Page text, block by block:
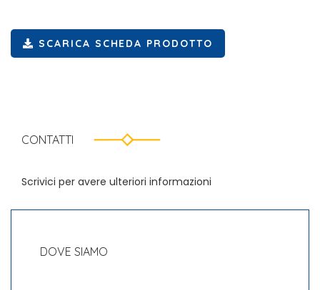
SCARICA SCHEDA PRODOTTO
CONTATTI
Scrivici per avere ulteriori informazioni
DOVE SIAMO